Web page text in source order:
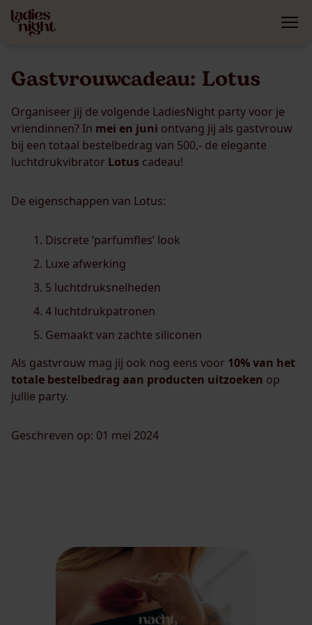
Gastvrouwcadeau: Lotus
Organiseer jij de volgende LadiesNight party voor je
vriendinnen? In mei en juni ontvang jij als gastvrouw
bij een totaal bestelbedrag van 500,- de elegante
luchtdrukvibrator Lotus cadeau!
De eigenschappen van Lotus:
Discrete ‘parfumfles’ look
Luxe afwerking
5 luchtdruksnelheden
4 luchtdrukpatronen
Gemaakt van zachte siliconen
Als gastvrouw mag jij ook nog eens voor 10% van het
totale bestelbedrag aan producten uitzoeken op
jullie party.
Geschreven op: 01 mei 2024